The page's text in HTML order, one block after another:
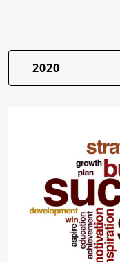
2020